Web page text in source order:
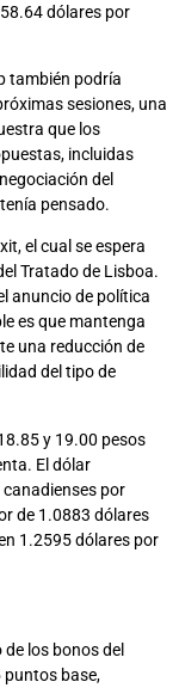
dólares por
también podría
sesiones, una
que los
incluidas
del
pensado.
el cual se espera
Tratado de Lisboa.
anuncio de política
es que mantenga
una reducción de
del tipo de
y 19.00 pesos
El dólar
por
de 1.0883 dólares
1.2595 dólares por
de los bonos del
puntos base,